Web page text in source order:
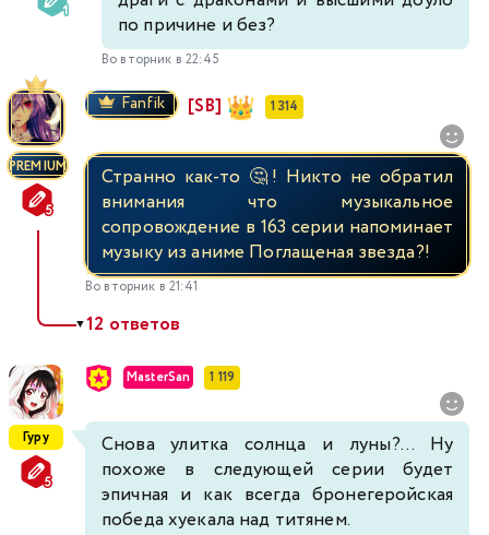
по причине и без?
Во вторник в 22:45
PREMIUM
Fanfik [SB] 1 314
Странно как-то 🤔! Никто не обратил
внимания что музыкальное
сопровождение в 163 серии напоминает
музыку из аниме Поглащеная звезда?!
Во вторник в 21:41
▼12 ответов
Гуру
MasterSan 1 119
Снова улитка солнца и луны?... Ну
похоже в следующей серии будет
эпичная и как всегда бронегеройская
победа хуекала над титянем.